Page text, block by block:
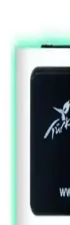
Z80
Bellek
Z80 mikroişlemci
prensipleriyle
kolaylaştırıyor.
8 Bit Tam
Çalışır? Temel
8 bit tam toplayıcı,
toplayan temel
yöntemiyle çalışma
8 Bit Tam
8 bit tam toplayıcı,
temel aritmetik
tasarımı ve ripple